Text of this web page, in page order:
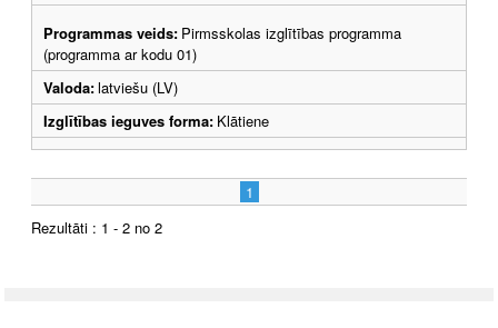
Programmas veids: Pirmsskolas izglītības programma
(programma ar kodu 01)
Valoda:latviešu (LV)
Izglītības ieguves forma: Klātiene
1
Rezultāti : 1 - 2 no 2